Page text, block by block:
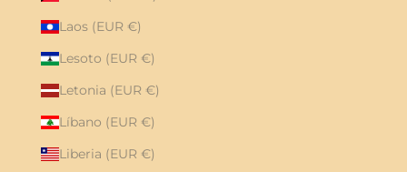
Laos (EUR €)
Lesoto (EUR €)
Letonia (EUR €)
Líbano (EUR €)
Liberia (EUR €)